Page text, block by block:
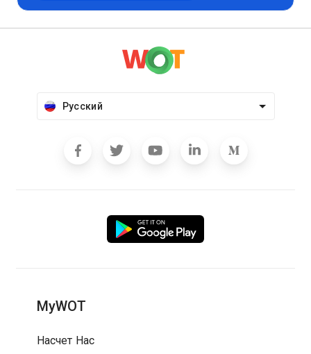
Русский
MyWOT
Насчет Нас